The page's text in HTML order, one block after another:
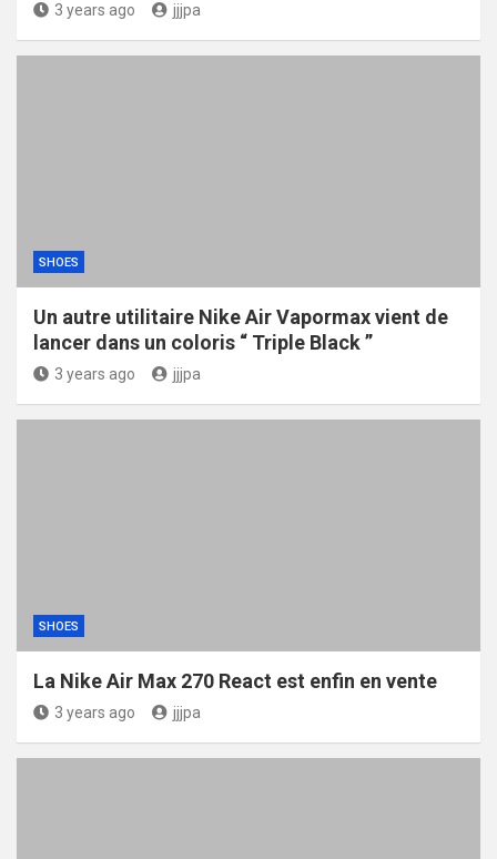
3 years ago jjjpa
SHOES
Un autre utilitaire Nike Air Vapormax vient de
lancer dans un coloris “ Triple Black ”
3 years ago jjjpa
SHOES
La Nike Air Max 270 React est enfin en vente
3 years ago jjjpa